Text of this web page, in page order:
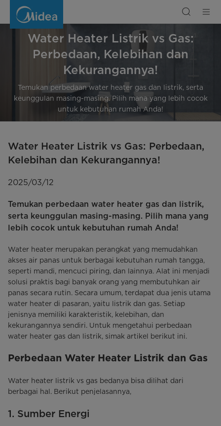
Kekurangannya!
Water Heater Listrik vs Gas:
Perbedaan, Kelebihan dan
Kekurangannya!
Temukan perbedaan water heater gas dan listrik, serta
keunggulan masing-masing. Pilih mana yang lebih cocok
untuk kebutuhan rumah Anda!
Water Heater Listrik vs Gas: Perbedaan,
Kelebihan dan Kekurangannya!
Temukan perbedaan water heater gas dan listrik,
serta keunggulan masing-masing. Pilih mana yang
lebih cocok untuk kebutuhan rumah Anda!
2025/03/12
Water heater merupakan perangkat yang memudahkan
akses air panas untuk berbagai kebutuhan rumah tangga,
seperti mandi, mencuci piring, dan lainnya. Alat ini menjadi
solusi praktis bagi banyak orang yang membutuhkan air
panas secara rutin. Secara umum, terdapat dua jenis utama
water heater di pasaran, yaitu listrik dan gas. Setiap
jenisnya memiliki karakteristik, kelebihan, dan
kekurangannya sendiri. Untuk mengetahui perbedaan
water heater gas dan listrik, simak artikel berikut ini.
Perbedaan Water Heater Listrik dan Gas
Water heater listrik vs gas bedanya bisa dilihat dari
berbagai hal. Berikut penjelasannya,
1. Sumber Energi